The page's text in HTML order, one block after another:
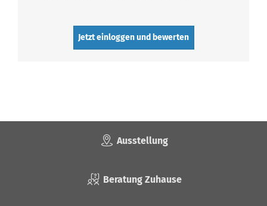
Jetzt einloggen und bewerten
Ausstellung
Beratung Zuhause